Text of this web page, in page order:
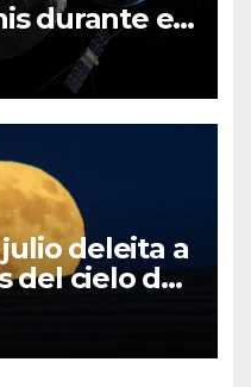
durante el
de la
deleita a
del cielo de
están
fotos de la
Moon.